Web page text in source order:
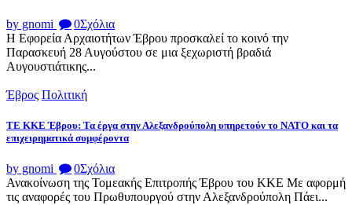
by gnomi 0Σχόλια
Η Εφορεία Αρχαιοτήτων Έβρου προσκαλεί το κοινό την
Παρασκευή 28 Αυγούστου σε μια ξεχωριστή βραδιά
Αυγουστιάτικης...
Έβρος Πολιτική
ΤΕ ΚΚΕ Έβρου: Τα έργα στην Αλεξανδρούπολη υπηρετούν το ΝΑΤΟ και τα
επιχειρηματικά συμφέροντα
by gnomi 0Σχόλια
Ανακοίνωση της Τομεακής Επιτροπής Έβρου του ΚΚΕ Με αφορμή
τις αναφορές του Πρωθυπουργού στην Αλεξανδρούπολη Πάει...